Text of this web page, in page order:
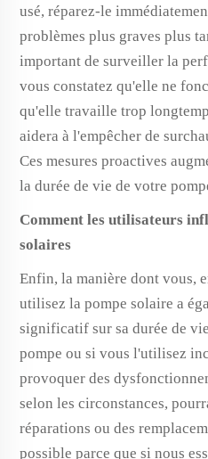
usé, réparez-le
problèmes plus graves plus
important de surveiller la
vous constatez qu'elle ne
qu'elle travaille trop
aidera à l'empêcher de
Ces mesures proactives
la durée de vie de votre
Comment les utilisateurs
solaires
Enfin, la manière dont vous,
utilisez la pompe solaire a
significatif sur sa durée de
pompe ou si vous l'utilisez
provoquer des
selon les circonstances,
réparations ou des
possible parce que si nous